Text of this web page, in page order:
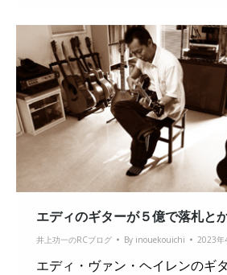
エディのギターが５億で落札とか
井上功一のRCブログ By inouekouichi 2023年
エディ・ヴァン・ヘイレンのギ